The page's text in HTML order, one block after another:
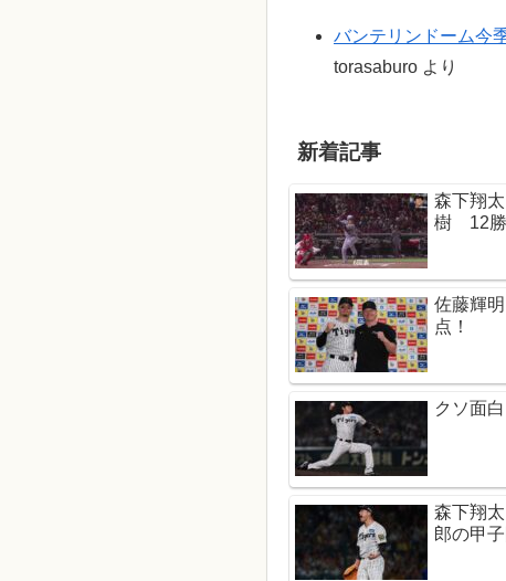
バンテリンドーム今
torasaburo より
新着記事
森下翔
樹 12勝
佐藤輝
点！
クソ面
森下翔
郎の甲